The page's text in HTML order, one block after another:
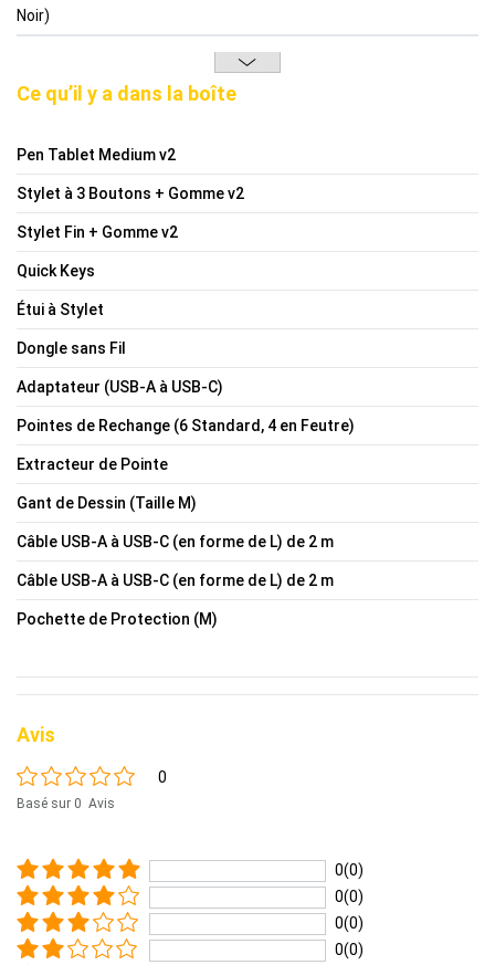
Noir)
Ce qu’il y a dans la boîte
Pen Tablet Medium v2
Stylet à 3 Boutons + Gomme v2
Stylet Fin + Gomme v2
Quick Keys
Étui à Stylet
Dongle sans Fil
Adaptateur (USB-A à USB-C)
Pointes de Rechange (6 Standard, 4 en Feutre)
Extracteur de Pointe
Gant de Dessin (Taille M)
Câble USB-A à USB-C (en forme de L) de 2 m
Câble USB-A à USB-C (en forme de L) de 2 m
Pochette de Protection (M)
Avis
0
Basé sur 0 Avis
0(0)
0(0)
0(0)
0(0)